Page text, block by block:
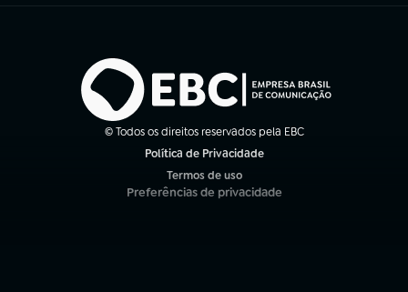
© Todos os direitos reservados pela EBC
Política de Privacidade
Termos de uso
(abre em nova aba)
Preferências de privacidade